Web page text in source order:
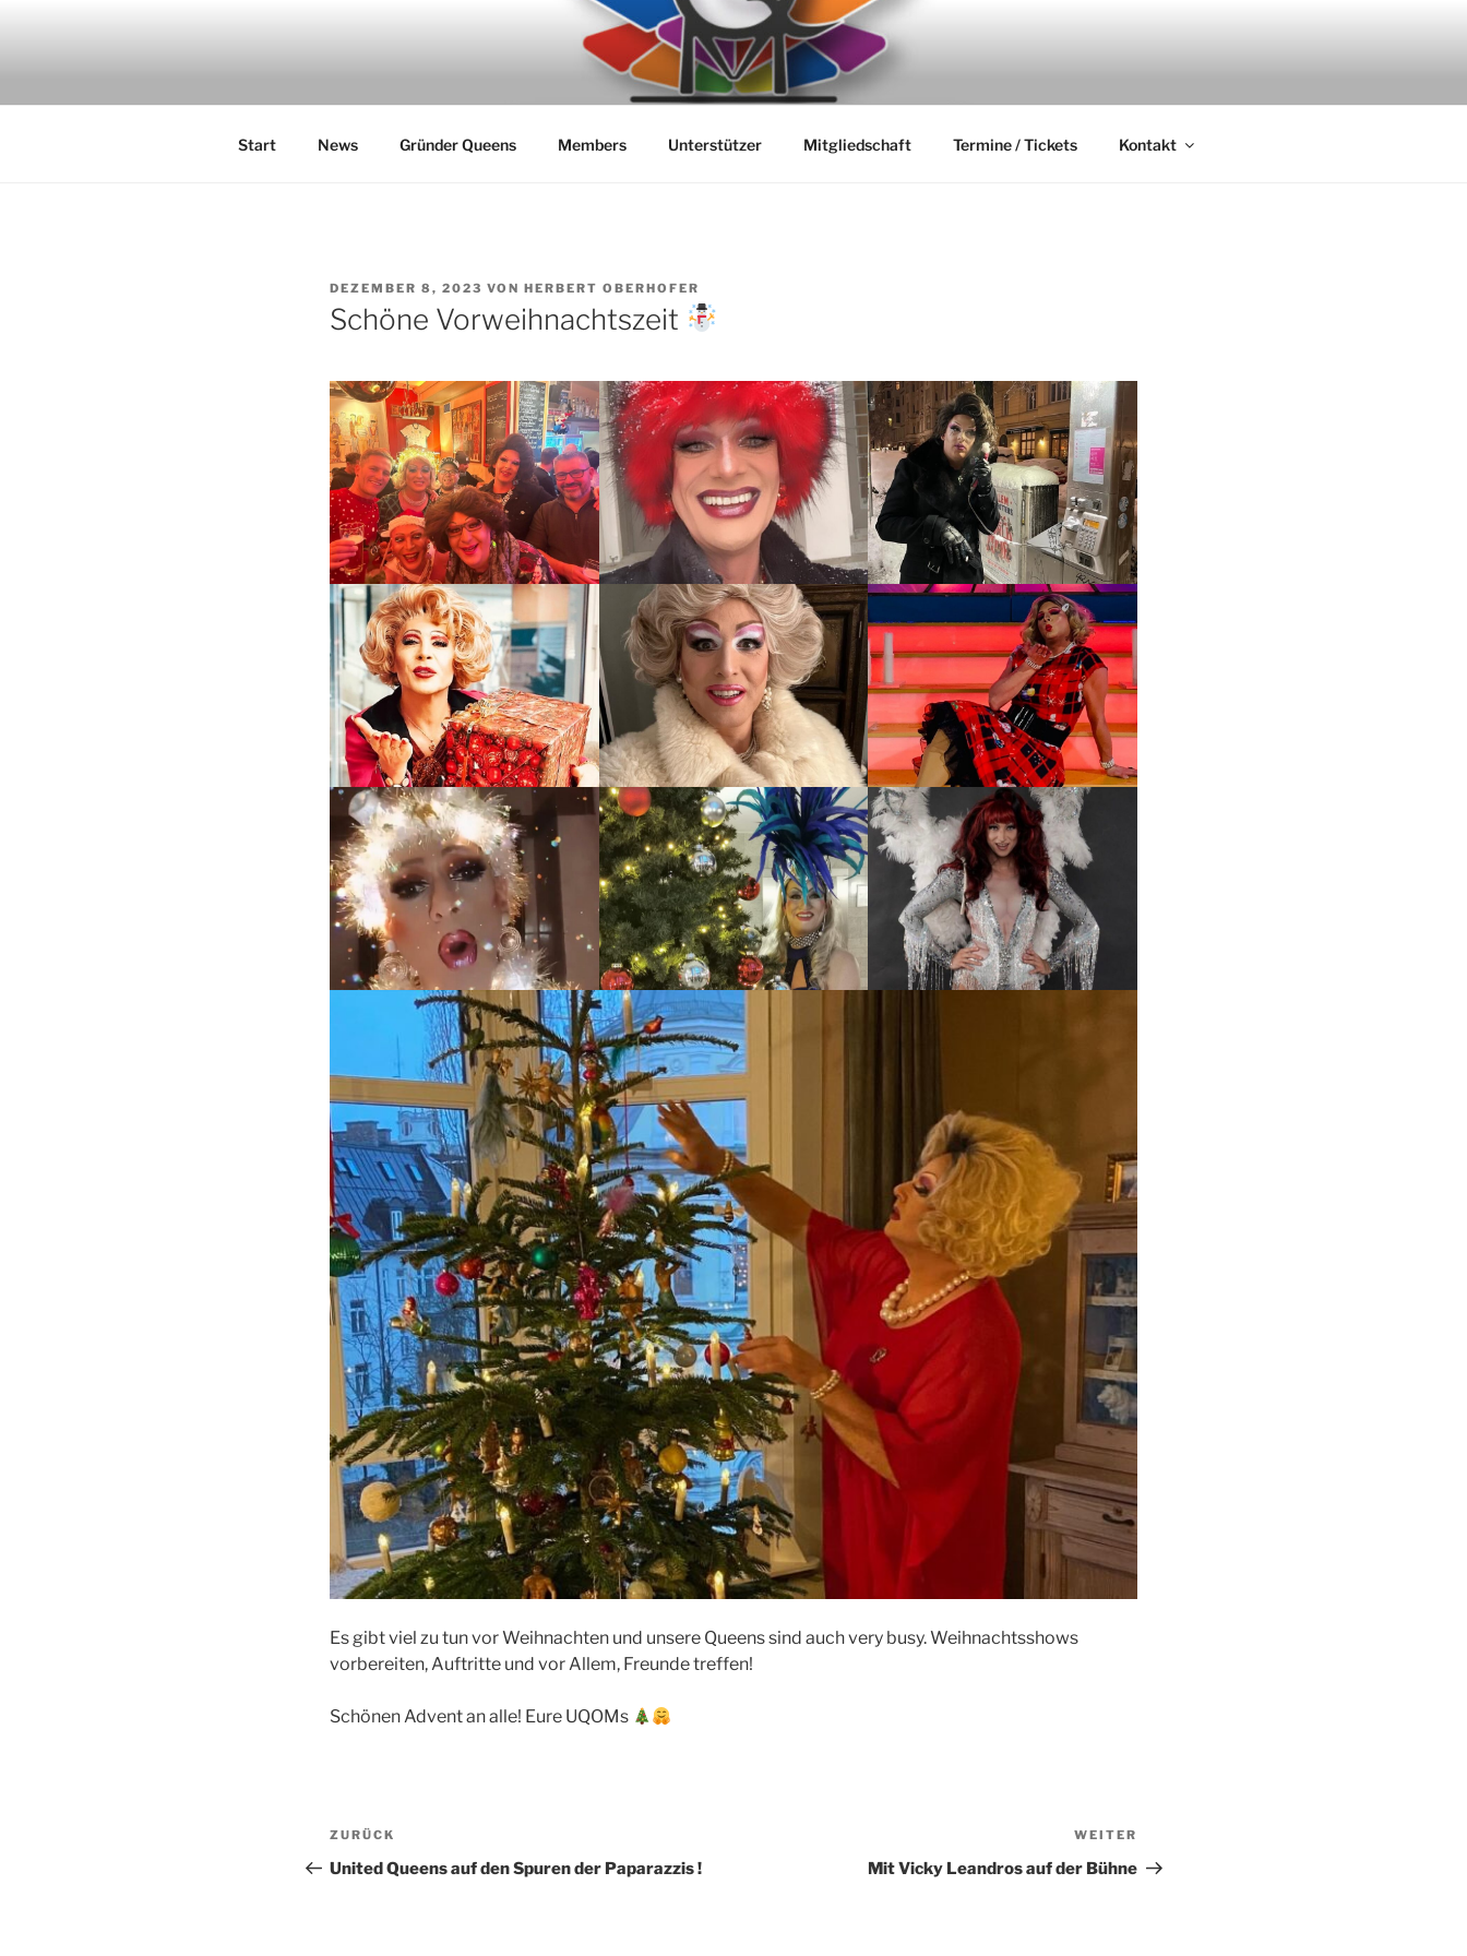
UNITED QUEENS OF MUNICH E. V.
Start News Gründer Queens Members Unterstützer Mitgliedschaft Termine / Tickets Kontakt
VERÖFFENTLICHT
AM
DEZEMBER 8, 2023 VON HERBERT OBERHOFER
Schöne Vorweihnachtszeit
Es gibt viel zu tun vor Weihnachten und unsere Queens sind auch very busy. Weihnachtsshows
vorbereiten, Auftritte und vor Allem, Freunde treffen!
Schönen Advent an alle! Eure UQOMs
Beitragsnavigation
Vorheriger
Beitrag
ZURÜCK
United Queens auf den Spuren der Paparazzis !
Beitrag
WEITER
Mit Vicky Leandros auf der Bühne